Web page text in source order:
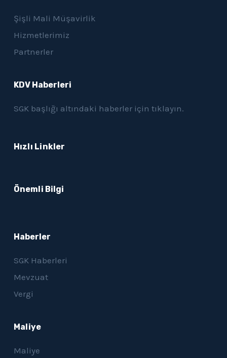
Şişli Mali Müşavirlik
Hizmetlerimiz
Partnerler
KDV Haberleri
SGK başlığı altındaki haberler için tıklayın.
Hızlı Linkler
Önemli Bilgi
Haberler
SGK Haberleri
Mevzuat
Vergi
Maliye
Maliye